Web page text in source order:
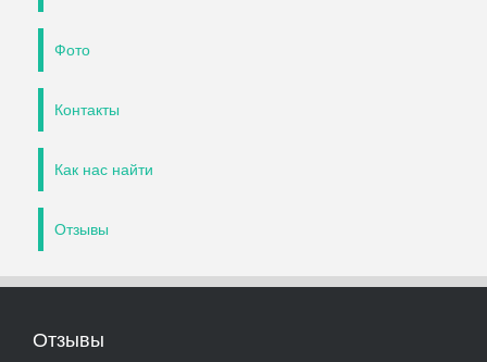
Фото
Контакты
Как нас найти
Отзывы
Отзывы